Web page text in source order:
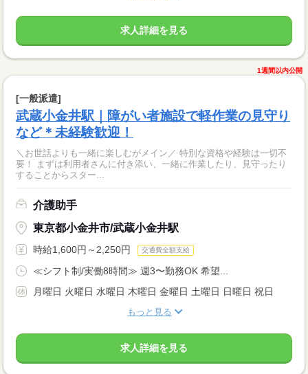
求人詳細を見る
1週間以内公開
[一般派遣]
武蔵小金井駅｜障がい者施設で軽作業の見守り
など＊未経験歓迎！
＼お世話よりも一緒に楽しむがメイン／ 特別な資格や経験は一切不
要！ まずは利用者さんに付き添い、一緒に作業したり、見守ったり
することからスター...
介護助手
東京都小金井市/武蔵小金井駅
時給1,600円～2,250円 交通費全額支給
≪シフト制/実働8時間≫ 週3〜勤務OK 希望...
月曜日 火曜日 水曜日 木曜日 金曜日 土曜日 日曜日 祝日
もっと見る
求人詳細を見る